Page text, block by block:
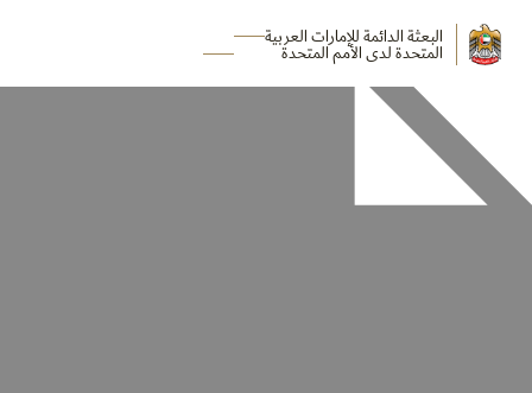
البعثة الدائمة للإمارات العربية
المتحدة لدى الأمم المتحدة